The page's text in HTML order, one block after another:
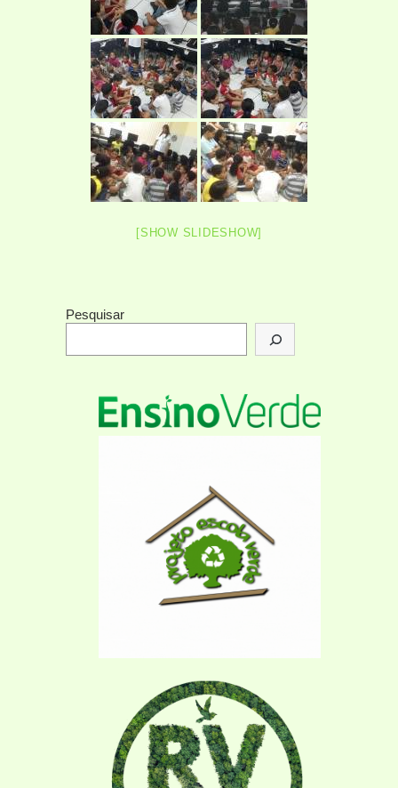
[SHOW SLIDESHOW]
Pesquisar